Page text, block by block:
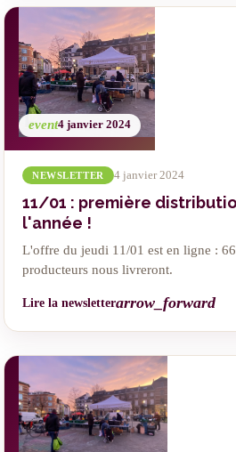
event4 janvier 2024
NEWSLETTER 4 janvier 2024
11/01 : première
l'année !
L'offre du jeudi 11/01 est en ligne : 66
producteurs nous livreront.
Lire la newsletterarrow_forward